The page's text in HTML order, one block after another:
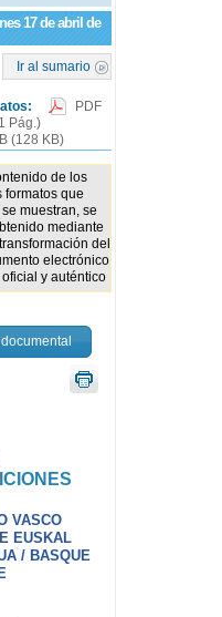
17 de abril de
Ir al sumario
PDF
Pág.)
(128 KB)
de los
formatos que
muestran, se
mediante
del
electrónico
oficial y auténtico
VASCO
EUSKAL
/ BASQUE